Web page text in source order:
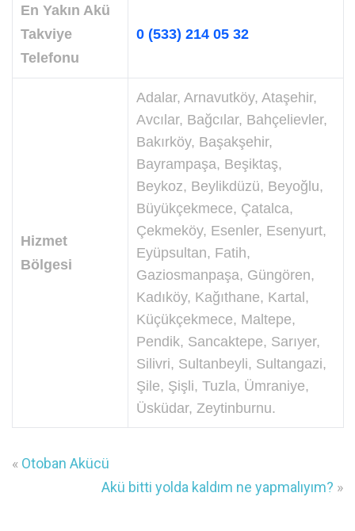
En Yakın Akü
Takviye
Telefonu
0 (533) 214 05 32
Hizmet
Bölgesi
Adalar, Arnavutköy, Ataşehir,
Avcılar, Bağcılar, Bahçelievler,
Bakırköy, Başakşehir,
Bayrampaşa, Beşiktaş,
Beykoz, Beylikdüzü, Beyoğlu,
Büyükçekmece, Çatalca,
Çekmeköy, Esenler, Esenyurt,
Eyüpsultan, Fatih,
Gaziosmanpaşa, Güngören,
Kadıköy, Kağıthane, Kartal,
Küçükçekmece, Maltepe,
Pendik, Sancaktepe, Sarıyer,
Silivri, Sultanbeyli, Sultangazi,
Şile, Şişli, Tuzla, Ümraniye,
Üsküdar, Zeytinburnu.
« Otoban Akücü
Akü bitti yolda kaldım ne yapmalıyım? »